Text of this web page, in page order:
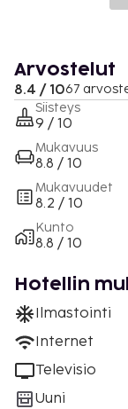
Arvostelut
8.4 / 1067
Siisteys
9 / 10
Mukavuus
8.8 / 10
Mukavuudet
8.2 / 10
Kunto
8.8 / 10
Hotellin
Ilmastointi
Internet
Televisio
Uuni